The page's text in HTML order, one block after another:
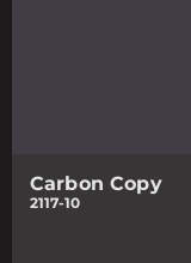
Carbon Copy
2117-10